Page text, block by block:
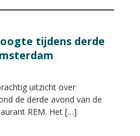
tijdens derde
uitzicht over
de derde avond van de
REM. Het […]